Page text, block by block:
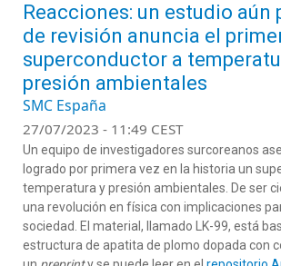
Reacciones: un estudio aún
de revisión anuncia el
superconductor a
presión ambientales
SMC España
27/07/2023 - 11:49 CEST
Un equipo de investigadores surcoreanos
logrado por primera vez en la historia un
temperatura y presión ambientales. De ser
una revolución en física con implicaciones
sociedad. El material, llamado LK-99, está
estructura de apatita de plomo dopada con